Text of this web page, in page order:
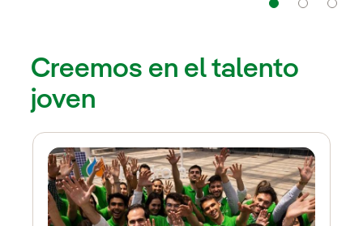
Creemos en el talento
joven